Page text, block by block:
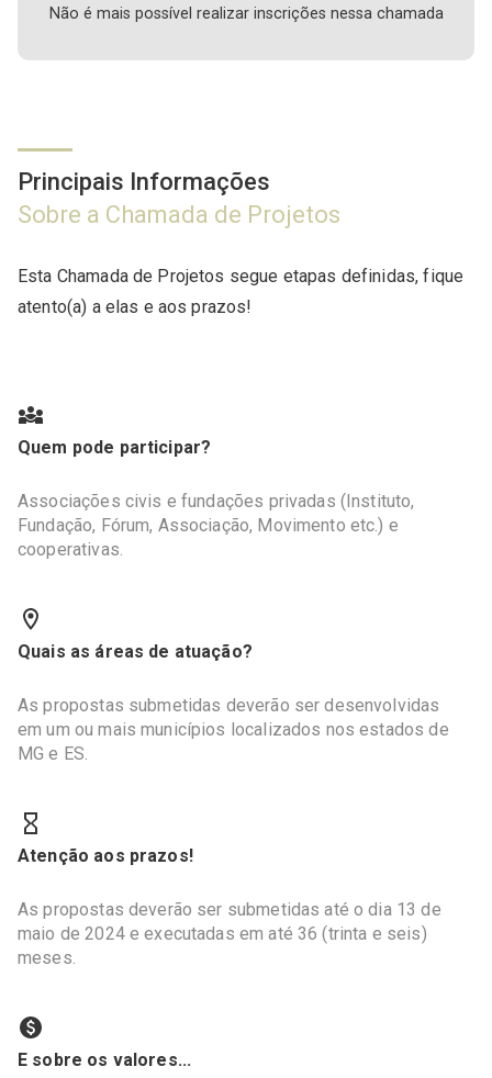
Não é mais possível realizar inscrições nessa chamada
Principais Informações
Sobre a Chamada de Projetos
Esta Chamada de Projetos segue etapas definidas, fique
atento(a) a elas e aos prazos!
Quem pode participar?
Associações civis e fundações privadas (Instituto,
Fundação, Fórum, Associação, Movimento etc.) e
cooperativas.
Quais as áreas de atuação?
As propostas submetidas deverão ser desenvolvidas
em um ou mais municípios localizados nos estados de
MG e ES.
Atenção aos prazos!
As propostas deverão ser submetidas até o dia 13 de
maio de 2024 e executadas em até 36 (trinta e seis)
meses.
E sobre os valores...